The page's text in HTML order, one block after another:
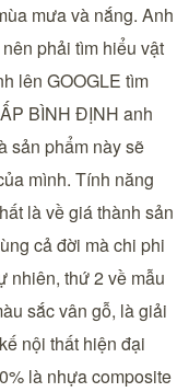
mưa và nắng. Anh
phải tìm hiểu vật
lên GOOGLE tìm
BÌNH ĐỊNH anh
sản phẩm này sẽ
mình. Tính năng
là về giá thành sản
cả đời mà chi phi
nhiên, thứ 2 về mẫu
sắc vân gỗ, là giải
nội thất hiện đại
là nhựa composite